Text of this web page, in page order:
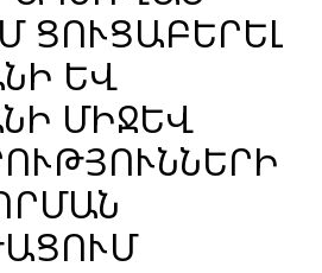
ՑՈՒՑԱԲԵՐԵԼ
ԵՎ
ՄԻՋԵՎ